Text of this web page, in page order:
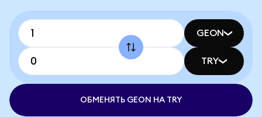
GEON
TRY
ОБМЕНЯТЬ GEON НА TRY